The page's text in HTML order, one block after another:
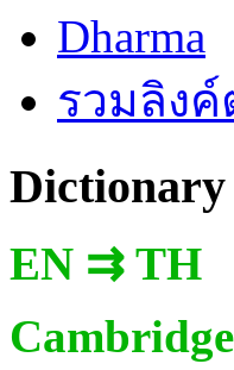
Dharma
รวมลิงค์
Dictionary
EN ⇉ TH